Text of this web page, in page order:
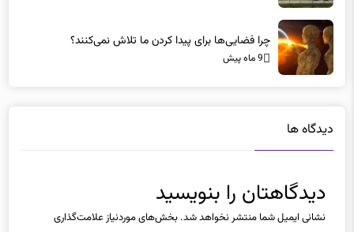
چرا فضایی‌ها برای پیدا کردن ما تلاش نمی‌کنند؟
9 ماه پیش
دیدگاه ها
دیدگاهتان را بنویسید
نشانی ایمیل شما منتشر نخواهد شد. بخش‌های موردنیاز علامت‌گذاری